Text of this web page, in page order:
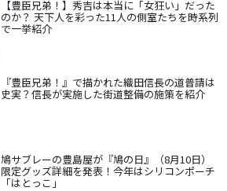
【豊臣兄弟！】秀吉は本当に「女狂い」だった
のか？ 天下人を彩った11人の側室たちを時系列
で一挙紹介
『豊臣兄弟！』で描かれた織田信長の道普請は
史実？信長が実施した街道整備の施策を紹介
鳩サブレーの豊島屋が『鳩の日』（8月10日）
限定グッズ詳細を発表！今年はシリコンポーチ
「はとっこ」